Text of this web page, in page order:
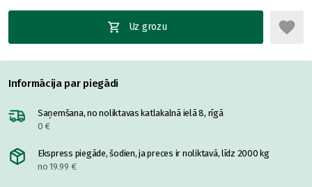
Uz grozu
Informācija par piegādi
Saņemšana, no noliktavas katlakalnā ielā 8, rīgā
0 €
Ekspress piegāde, šodien, ja preces ir noliktavā, līdz 2000 kg
no 19.99 €